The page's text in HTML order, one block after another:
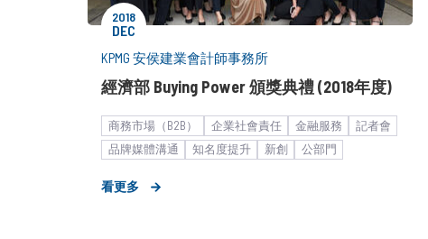
2018
DEC
KPMG 安侯建業會計師事務所
經濟部 Buying Power 頒獎典禮 (2018年度)
商務市場（B2B） 企業社會責任 金融服務
記者會
品牌媒體溝通
知名度提升 新創
公部門
看更多